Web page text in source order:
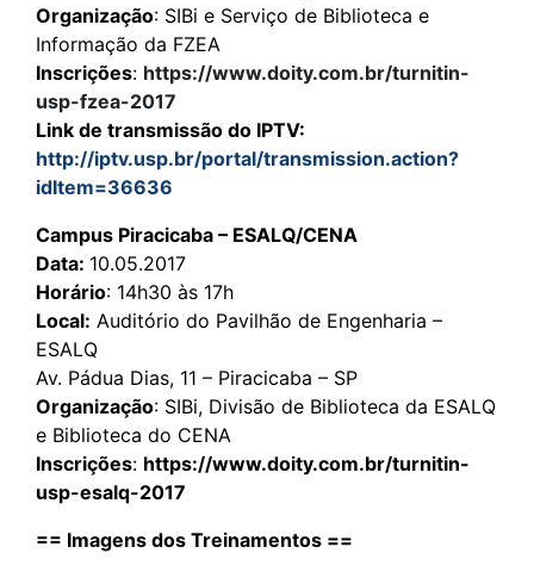
Organização: SIBi e Serviço de Biblioteca e
Informação da FZEA
Inscrições: https://www.doity.com.br/turnitin-
usp-fzea-2017
Link de transmissão do IPTV:
http://iptv.usp.br/portal/transmission.action?
idItem=36636
Campus Piracicaba – ESALQ/CENA
Data: 10.05.2017
Horário: 14h30 às 17h
Local: Auditório do Pavilhão de Engenharia –
ESALQ
Av. Pádua Dias, 11 – Piracicaba – SP
Organização: SIBi, Divisão de Biblioteca da ESALQ
e Biblioteca do CENA
Inscrições: https://www.doity.com.br/turnitin-
usp-esalq-2017
== Imagens dos Treinamentos ==